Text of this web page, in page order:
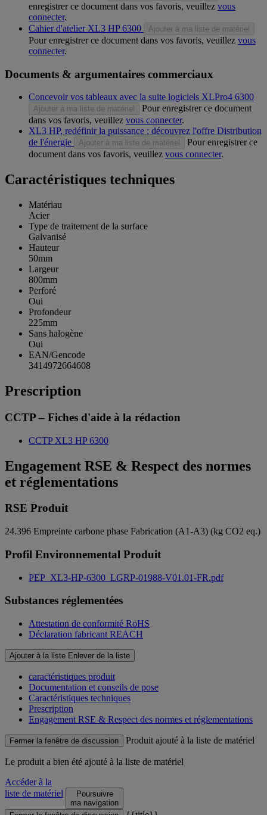
enregistrer ce document dans vos favoris, veuillez vous
connecter.
Cahier d'atelier XL3 HP 6300
Ajouter à ma liste de matériel
Pour enregistrer ce document dans vos favoris, veuillez vous
connecter.
Documents & argumentaires commerciaux
Concevoir vos tableaux avec la suite logiciels XLPro4 6300
Ajouter à ma liste de matériel
Pour enregistrer ce document
dans vos favoris, veuillez vous connecter.
XL3 HP, redéfinir la puissance : découvrez l'offre Distribution
de l'énergie
Ajouter à ma liste de matériel
Pour enregistrer ce
document dans vos favoris, veuillez vous connecter.
Caractéristiques techniques
Matériau
Acier
Type de traitement de la surface
Galvanisé
Hauteur
50mm
Largeur
800mm
Perforé
Oui
Profondeur
225mm
Sans halogène
Oui
EAN/Gencode
3414972664608
Prescription
CCTP – Fiches d'aide à la rédaction
CCTP XL3 HP 6300
Engagement RSE & Respect des normes
et réglementations
RSE Produit
24.396 Empreinte carbone phase Fabrication (A1-A3) (kg CO2 eq.)
Profil Environnemental Produit
PEP_XL3-HP-6300_LGRP-01988-V01.01-FR.pdf
Substances réglementées
Attestation de conformité RoHS
Déclaration fabricant REACH
Ajouter à la liste Enlever de la liste
caractéristiques produit
Documentation et conseils de pose
Caractéristiques techniques
Prescription
Engagement RSE & Respect des normes et réglementations
Fermer la fenêtre de discussion Produit ajouté à la liste de matériel
Le produit a bien été ajouté à la liste de matériel
Accéder à la
liste de matériel
Poursuivre
ma navigation